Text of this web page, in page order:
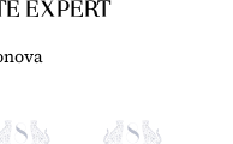
EXPERT